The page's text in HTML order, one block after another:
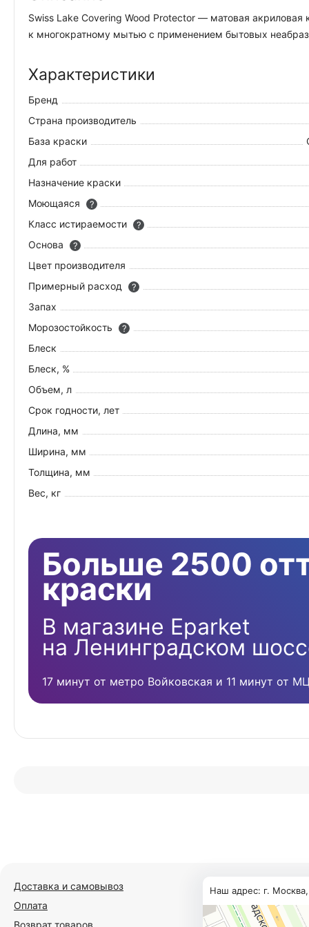
Swiss Lake Covering Wood Protector — матовая
к многократному мытью с применением бытовых
Характеристики
Бренд
Страна производитель
База краски
Для работ
Назначение краски
Моющаяся
?
Класс истираемости
?
Основа
?
Цвет производителя
Примерный расход
?
Запах
Морозостойкость
?
Блеск
Блеск, %
Объем, л
Срок годности, лет
Длина, мм
Ширина, мм
Толщина, мм
Вес, кг
Больше 2500
краски
В магазине Eparket
на Ленинградском
17 минут от метро Войковская и 11 минут от
Доставка и самовывоз
Оплата
Возврат товаров
Наш адрес: г.